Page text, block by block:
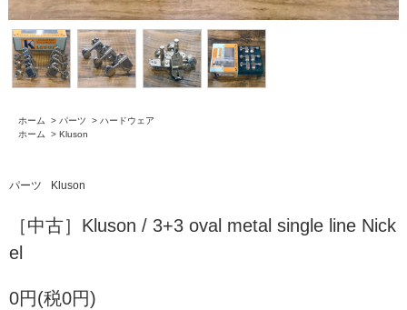
ホーム > パーツ > ハードウェア
ホーム
> Kluson
パーツ Kluson
［中古］Kluson / 3+3 oval metal single line Nick
el
0円(税0円)